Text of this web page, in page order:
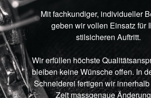
Mit fachkundiger, individueller
geben wir vollen Einsatz für
stilsicheren Auftritt.
Wir erfüllen höchste
bleiben keine Wünsche offen. In
Schneiderei fertigen wir
Zeit massgenaue